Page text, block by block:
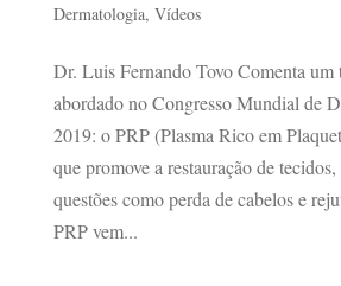
Dermatologia, Vídeos
Dr. Luis Fernando Tovo Comenta um
abordado no Congresso Mundial de
2019: o PRP (Plasma Rico em
que promove a restauração de
questões como perda de cabelos e
PRP vem...